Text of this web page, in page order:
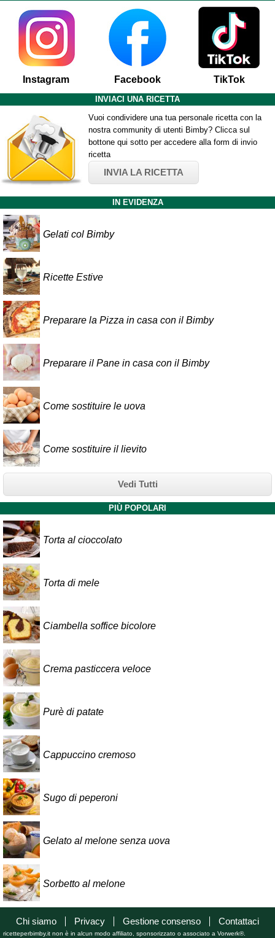
Instagram Facebook TikTok
INVIACI UNA RICETTA
Vuoi condividere una tua personale ricetta con la
nostra community di utenti Bimby? Clicca sul
bottone qui sotto per accedere alla form di invio
ricetta
INVIA LA RICETTA
IN EVIDENZA
Gelati col Bimby
Ricette Estive
Preparare la Pizza in casa con il Bimby
Preparare il Pane in casa con il Bimby
Come sostituire le uova
Come sostituire il lievito
Vedi Tutti
PIÙ POPOLARI
Torta al cioccolato
Torta di mele
Ciambella soffice bicolore
Crema pasticcera veloce
Purè di patate
Cappuccino cremoso
Sugo di peperoni
Gelato al melone senza uova
Sorbetto al melone
Chi siamo Privacy Gestione consenso Contattaci
ricetteperbimby.it non è in alcun modo affiliato, sponsorizzato o associato a Vorwerk®.